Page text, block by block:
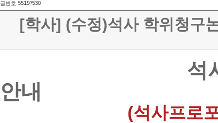
글번호 55197530
[학사] (수정)석사 학위청구
석사 학위청구
안내
(석사프로